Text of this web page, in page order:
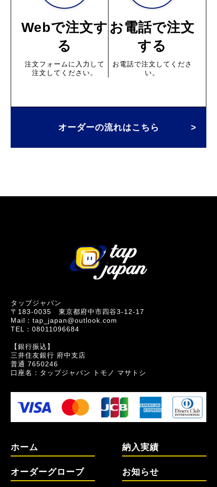
Webで注文す
る
注文フォームに入力して
注文してください。
お電話で注文
する
お電話で注文してくださ
い。
オーダーの流れはこちら
タップジャパン
〒183-0035 東京都府中市四谷3-12-17
Mail：tap_japan@outlook.com
TEL：08011096684
【銀行振込】
三井住友銀行 府中支店
普通 7650246
口座名：タップジャパン トモノ マサトシ
ホーム
オーダーグローブ
納入実績
お知らせ